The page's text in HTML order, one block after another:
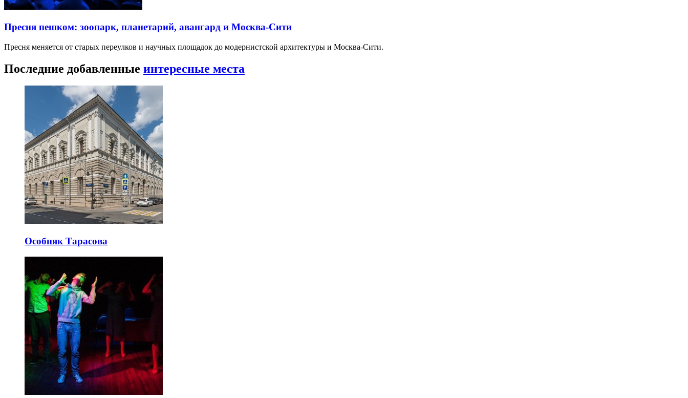
Пресня пешком: зоопарк, планетарий, авангард и Москва-Сити
Пресня меняется от старых переулков и научных площадок до модернистской архитектуры и Москва-Сити.
Последние добавленные интересные места
Особняк Тарасова